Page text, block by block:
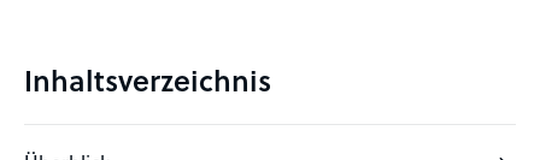
Inhaltsverzeichnis